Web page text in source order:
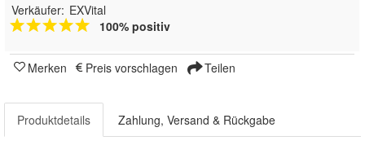
Verkäufer: EXVital
100% positiv
Merken Preis vorschlagen Teilen
Produktdetails Zahlung, Versand & Rückgabe